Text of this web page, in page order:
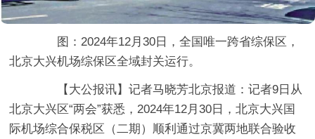
图：2024年12月30日，全国唯一跨省综保区，
北京大兴机场综保区全域封关运行。
【大公报讯】记者马晓芳北京报道：记者9日从
北京大兴区“两会”获悉，2024年12月30日，北京大兴国
际机场综合保税区（二期）顺利通过京冀两地联合验收